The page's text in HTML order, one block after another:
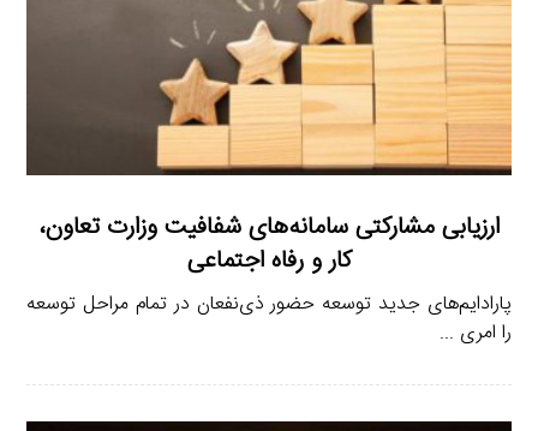
ارزیابی مشارکتی سامانه‌های شفافیت وزارت تعاون،
کار و رفاه اجتماعی
پارادایم‌های جدید توسعه حضور ذی‌نفعان در تمام مراحل توسعه
را امری ...